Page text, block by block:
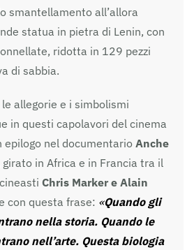
smantellamento all’allora
statua in pietra di Lenin, con
ridotta in 129 pezzi
di sabbia.
allegorie e i simbolismi
in questi capolavori del cinema
epilogo nel documentarioAnche
girato in Africa e in Francia tra il
Chris Marker e Alain
con questa frase: «Quando gli
nella storia. Quando le
nell’arte. Questa biologia